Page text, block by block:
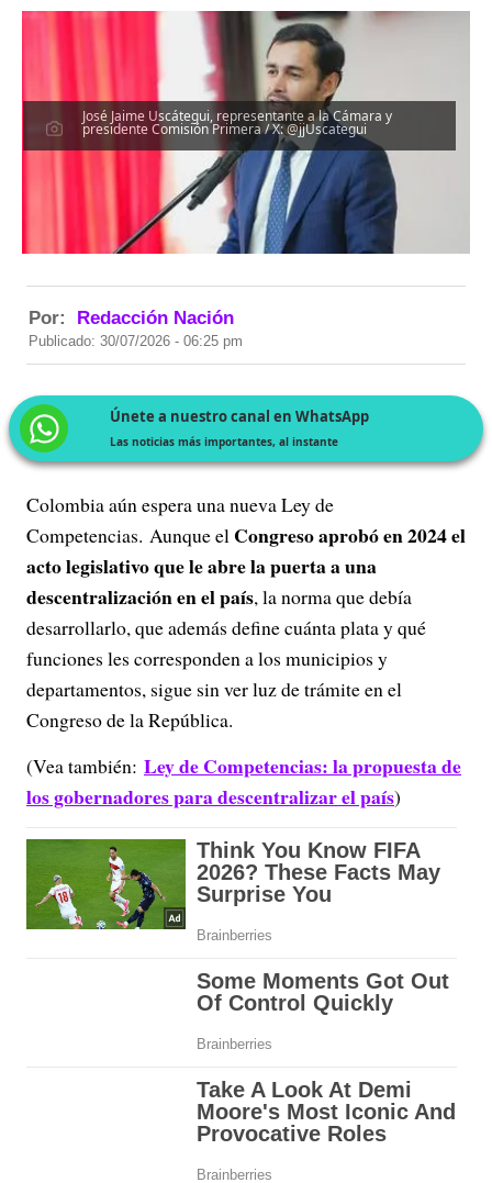
José Jaime Uscátegui, representante a la Cámara y
presidente Comisión Primera / X: @jjUscategui
Por: Redacción Nación
Publicado: 30/07/2026 - 06:25 pm
Únete a nuestro canal en WhatsApp
Las noticias más importantes, al instante
Colombia aún espera una nueva Ley de
Competencias. Aunque el Congreso aprobó en 2024 el
acto legislativo que le abre la puerta a una
descentralización en el país, la norma que debía
desarrollarlo, que además define cuánta plata y qué
funciones les corresponden a los municipios y
departamentos, sigue sin ver luz de trámite en el
Congreso de la República.
(Vea también: Ley de Competencias: la propuesta de
los gobernadores para descentralizar el país)